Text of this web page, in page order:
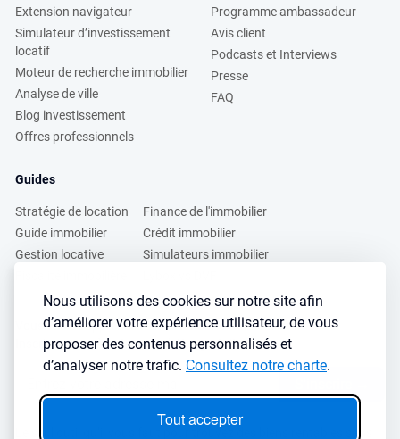
Nous utilisons des cookies sur notre site afin
d’améliorer votre expérience utilisateur, de vous
proposer des contenus personnalisés et
d’analyser notre trafic. Consultez notre charte.
Tout accepter
Extension navigateur
Simulateur d’investissement
locatif
Moteur de recherche immobilier
Analyse de ville
Blog investissement
Offres professionnels
Programme ambassadeur
Avis client
Podcasts et Interviews
Presse
FAQ
Guides
Stratégie de location
Guide immobilier
Gestion locative
Finance de l'immobilier
Crédit immobilier
Simulateurs immobilier
Vous voulez apprendre à investir dans l’immobilier ?
Inscrivez vous à notre newsletter gratuite :